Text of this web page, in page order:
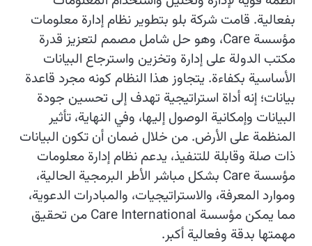
بفعالية. قامت شركة بلو بتطوير نظام إدارة معلومات
مؤسسة Care، وهو حل شامل مصمم لتعزيز قدرة
مكتب الدولة على إدارة وتخزين واسترجاع البيانات
الأساسية بكفاءة. يتجاوز هذا النظام كونه مجرد قاعدة
بيانات؛ إنه أداة استراتيجية تهدف إلى تحسين جودة
البيانات وإمكانية الوصول إليها، وفي النهاية، تأثير
المنظمة على الأرض. من خلال ضمان أن تكون البيانات
ذات صلة وقابلة للتنفيذ، يدعم نظام إدارة معلومات
مؤسسة Care بشكل مباشر الأطر البرمجية الحالية،
وموارد المعرفة، والاستراتيجيات، والمبادرات الدعوية،
مما يمكن مؤسسة Care International من تحقيق
مهمتها بدقة وفعالية أكبر.